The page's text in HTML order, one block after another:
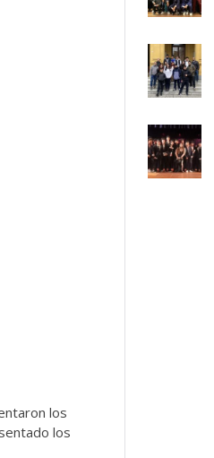
los
los